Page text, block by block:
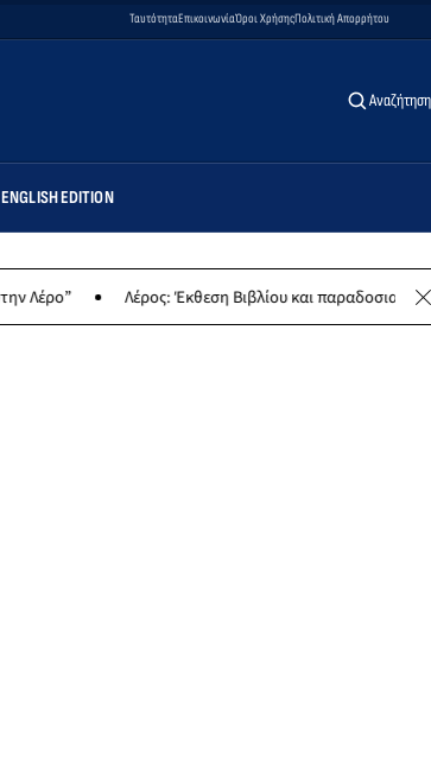
ΤαυτότηταΕπικοινωνίαΌροι ΧρήσηςΠολιτική Απορρήτου
Αναζήτηση
ENGLISH EDITION
Λέρος: Έκθεση Βιβλίου και παραδοσιακών γλυκών για